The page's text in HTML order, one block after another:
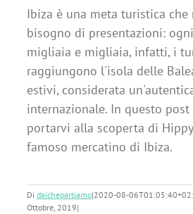
Ibiza è una meta turistica che
bisogno di presentazioni:
migliaia e migliaia, infatti, i
raggiungono l'isola delle
estivi, considerata
internazionale. In questo
portarvi alla scoperta di
famoso mercatino di Ibiza.
Di daichepartiamo|2020-08-
Ottobre, 2019|